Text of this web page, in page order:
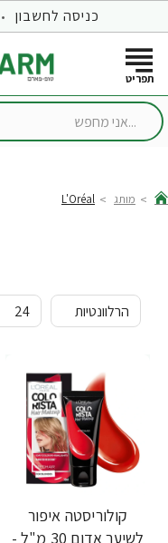
כניסה לחשבון
...אני
מותג L'Oréal
קולוריסטה איפור
לשיער אדום 30 מ"ל -